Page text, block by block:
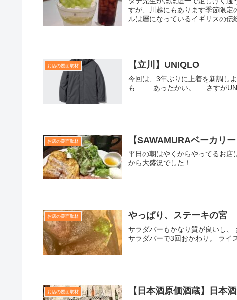
すが、川越にもあります季節限定
ルは層になっているイギリスの伝
お店の覆面取材 【立川】UNIQLO
今回は、3年ぶりに上着を新調
も あったかい。 さすが
お店の覆面取材 【SAWAMURAベーカリ
平日の朝はやくからやってるお店
から大盛況でした！
お店の覆面取材 やっぱり、ステーキの宮
サラダバーもかなり質が良いし、
サラダバーで3回おかわり。 ライ
お店の覆面取材 【日本酒原価酒蔵】日本